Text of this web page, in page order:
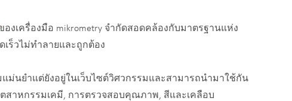
องเครื่องมือ mikrometry จำกัดสอดคล้องกับมาตรฐานแห่ง
ร็วไม่ทำลายและถูกต้อง
ม่นยำแต่ยังอยู่ในเว็บไซต์วิศวกรรมและสามารถนำมาใช้กัน
สาหกรรมเคมี, การตรวจสอบคุณภาพ, สีและเคลือบ